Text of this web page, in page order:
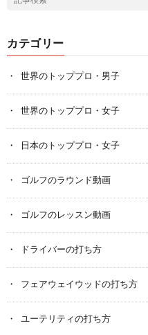
カテゴリー
世界のトッププロ・男子
世界のトッププロ・女子
日本のトッププロ・女子
ゴルフのラウンド動画
ゴルフのレッスン動画
ドライバーの打ち方
フェアウェイウッドの打ち方
ユーテリティの打ち方